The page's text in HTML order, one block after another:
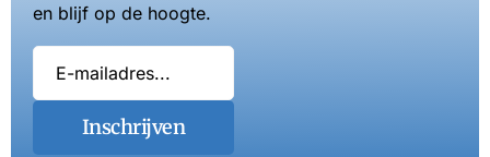
en blijf op de hoogte.
Inschrijven